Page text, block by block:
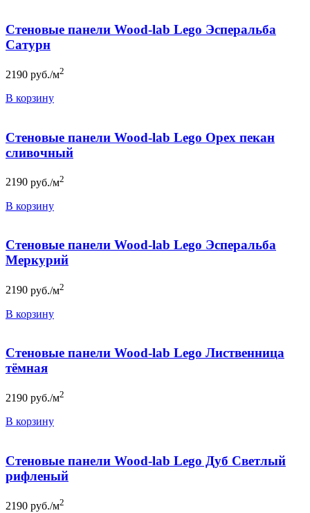
Стеновые панели Wood-lab Lego Эсперальба
Сатурн
2190 руб./м2
В корзину
Стеновые панели Wood-lab Lego Орех пекан
сливочный
2190 руб./м2
В корзину
Стеновые панели Wood-lab Lego Эсперальба
Меркурий
2190 руб./м2
В корзину
Стеновые панели Wood-lab Lego Лиственница
тёмная
2190 руб./м2
В корзину
Стеновые панели Wood-lab Lego Дуб Светлый
рифленый
2190 руб./м2